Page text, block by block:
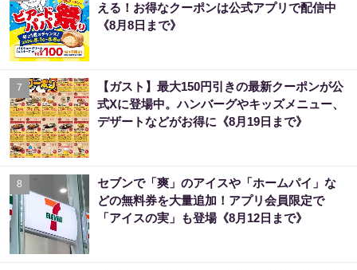
える！お得なクーポンは公式アプリで配信中
《8月8日まで》
7
【ガスト】最大150円引きの最新クーポンが公
式Xに登場中。ハンバーグやキッズメニュー、
デザートなどがお得に《8月19日まで》
8
セブンで「爽」のアイスや「ホームパイ」な
どの無料券を大量追加！アプリ会員限定で
「アイスの実」も登場《8月12日まで》